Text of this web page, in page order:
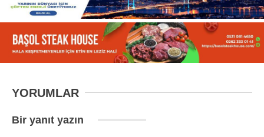
YORUMLAR
Bir yanıt yazın